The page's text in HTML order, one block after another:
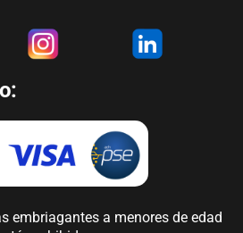
embriagantes a menores de edad